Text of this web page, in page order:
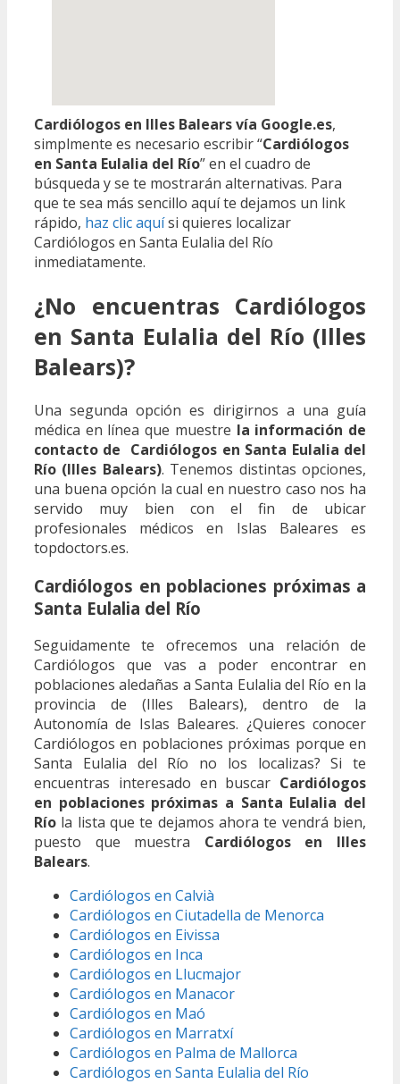
Cardiólogos en Illes Balears vía Google.es,
simplmente es necesario escribir “Cardiólogos
en Santa Eulalia del Río” en el cuadro de
búsqueda y se te mostrarán alternativas. Para
que te sea más sencillo aquí te dejamos un link
rápido, haz clic aquísi quieres localizar
Cardiólogos en Santa Eulalia del Río
inmediatamente.
¿No encuentras Cardiólogos
en Santa Eulalia del Río (Illes
Balears)?
Una segunda opción es dirigirnos a una guía
médica en línea que muestre la información de
contacto de Cardiólogos en Santa Eulalia del
Río (Illes Balears). Tenemos distintas opciones,
una buena opción la cual en nuestro caso nos ha
servido muy bien con el fin de ubicar
profesionales médicos en Islas Baleares es
topdoctors.es.
Cardiólogos en poblaciones próximas a
Santa Eulalia del Río
Seguidamente te ofrecemos una relación de
Cardiólogos que vas a poder encontrar en
poblaciones aledañas a Santa Eulalia del Río en la
provincia de (Illes Balears), dentro de la
Autonomía de Islas Baleares. ¿Quieres conocer
Cardiólogos en poblaciones próximas porque en
Santa Eulalia del Río no los localizas? Si te
encuentras interesado en buscar Cardiólogos
en poblaciones próximas a Santa Eulalia del
Río la lista que te dejamos ahora te vendrá bien,
puesto que muestra Cardiólogos en Illes
Balears.
Cardiólogos en Calvià
Cardiólogos en Ciutadella de Menorca
Cardiólogos en Eivissa
Cardiólogos en Inca
Cardiólogos en Llucmajor
Cardiólogos en Manacor
Cardiólogos en Maó
Cardiólogos en Marratxí
Cardiólogos en Palma de Mallorca
Cardiólogos en Santa Eulalia del Río